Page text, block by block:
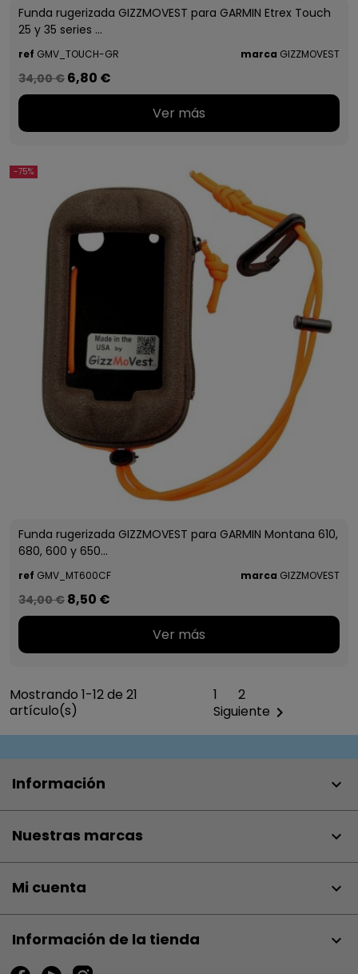
Funda rugerizada GIZZMOVEST para GARMIN Etrex Touch
25 y 35 series ...
ref GMV_TOUCH-GR marca GIZZMOVEST
34,00 € 6,80 €
Ver más
-75%
Funda rugerizada GIZZMOVEST para GARMIN Montana 610,
680, 600 y 650...
ref GMV_MT600CF marca GIZZMOVEST
34,00 € 8,50 €
Ver más
Mostrando 1-12 de 21
artículo(s)
1
2
Siguiente 
Información 
Nuestras marcas 
Mi cuenta 
Información de la tienda keyboard_arrow_down